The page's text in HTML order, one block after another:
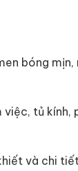
bóng
tủ
và chi